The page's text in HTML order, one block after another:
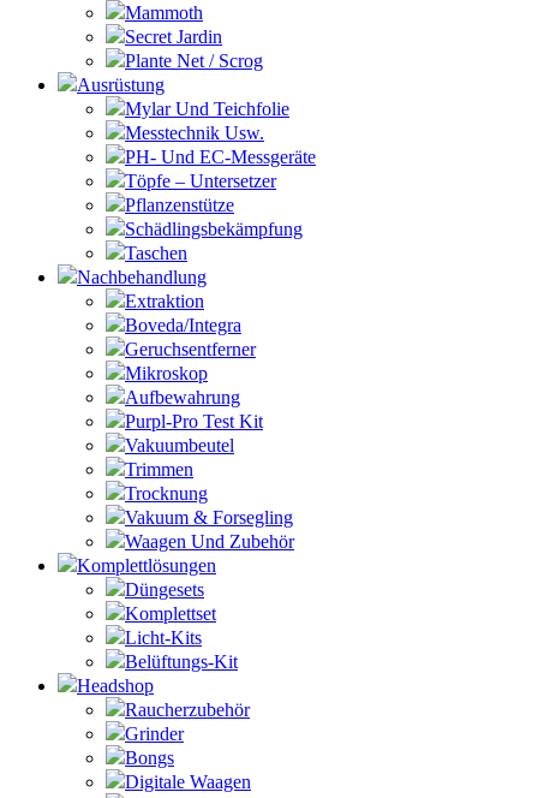
Mammoth
Secret Jardin
Plante Net / Scrog
Ausrüstung
Mylar Und Teichfolie
Messtechnik Usw.
PH- Und EC-Messgeräte
Töpfe – Untersetzer
Pflanzenstütze
Schädlingsbekämpfung
Taschen
Nachbehandlung
Extraktion
Boveda/Integra
Geruchsentferner
Mikroskop
Aufbewahrung
Purpl-Pro Test Kit
Vakuumbeutel
Trimmen
Trocknung
Vakuum & Forsegling
Waagen Und Zubehör
Komplettlösungen
Düngesets
Komplettset
Licht-Kits
Belüftungs-Kit
Headshop
Raucherzubehör
Grinder
Bongs
Digitale Waagen